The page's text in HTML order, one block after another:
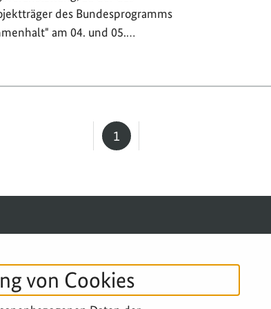
von Cookies
des Bundesprogramms
am 04. und 05.…
Seite
1
NAVIGATION
IMPRESSUM DATENSCHUTZ